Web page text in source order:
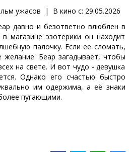
ужасов | В кино с: 29.05.2026
давно и безответно влюблен в
магазине эзотерики он находит
палочку. Если ее сломать,
желание. Беар загадывает, чтобы
на свете. И вот чудо - девушка
Однако его счастью быстро
им одержима, а её знаки
пугающими.
с субтитрами на латышском и